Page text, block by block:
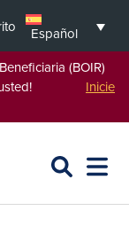
Español
(BOIR)
por usted! Inicie
BUSCAR
L4SB
ABRIR